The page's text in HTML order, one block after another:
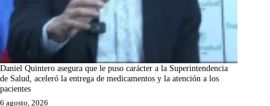
Daniel Quintero asegura que le puso carácter a la Superintendencia
de Salud, aceleró la entrega de medicamentos y la atención a los
pacientes
6 agosto, 2026